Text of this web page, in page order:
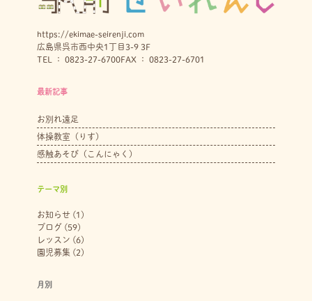
https://ekimae-seirenji.com
広島県呉市西中央1丁目3-9 3F
TEL ： 0823-27-6700FAX ： 0823-27-6701
最新記事
お別れ遠足
体操教室（りす）
感触あそび（こんにゃく）
テーマ別
お知らせ(1)
ブログ (59)
レッスン (6)
園児募集 (2)
月別